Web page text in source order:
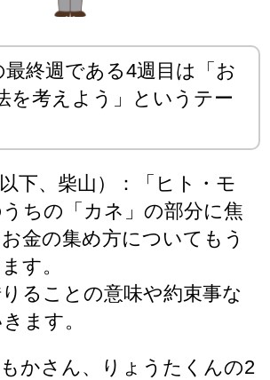
終週である4週目は「お
を考えよう」というテー
下、柴山）：「ヒト・モ
ちの「カネ」の部分に焦
金の集め方についてもう
す。
ることの意味や約束事な
ます。
かさん、りょうたくんの2